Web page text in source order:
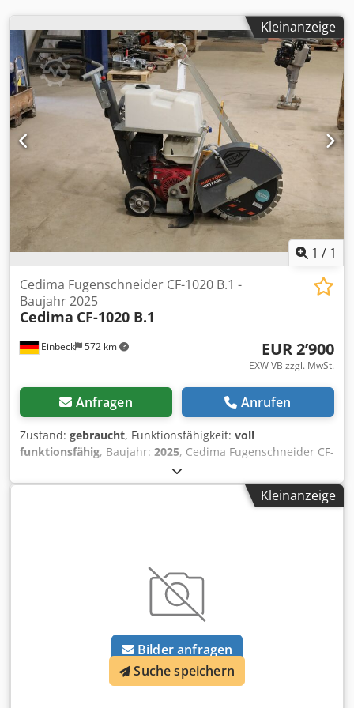
Kleinanzeige
1 / 1
Einbeck 572 km
Cedima Fugenschneider CF-1020 B.1 -
Baujahr 2025
Cedima CF-1020 B.1
EUR 2’900
EXW VB zzgl. MwSt.
Anfragen Anrufen
Zustand: gebraucht, Funktionsfähigkeit: voll
funktionsfähig, Baujahr: 2025, Cedima Fugenschneider CF-
1020 B.1 — Baujahr 2025 Gebraucht aus dem
professionellen Mietpark der Kurt König Baumaschinen
GmbH, Einbeck. Zustand & Hinweise: - Zustand: Gebraucht
Besichtigung in 37574 Einbeck nach Vereinbarung möglich
Djdoy A E Rtopfx Adqekr Preis 3.000 EUR zzgl. MwSt. | EXW
Einbeck | Lieferung auf Anfrage
Kleinanzeige
Bilder anfragen
Suche speichern